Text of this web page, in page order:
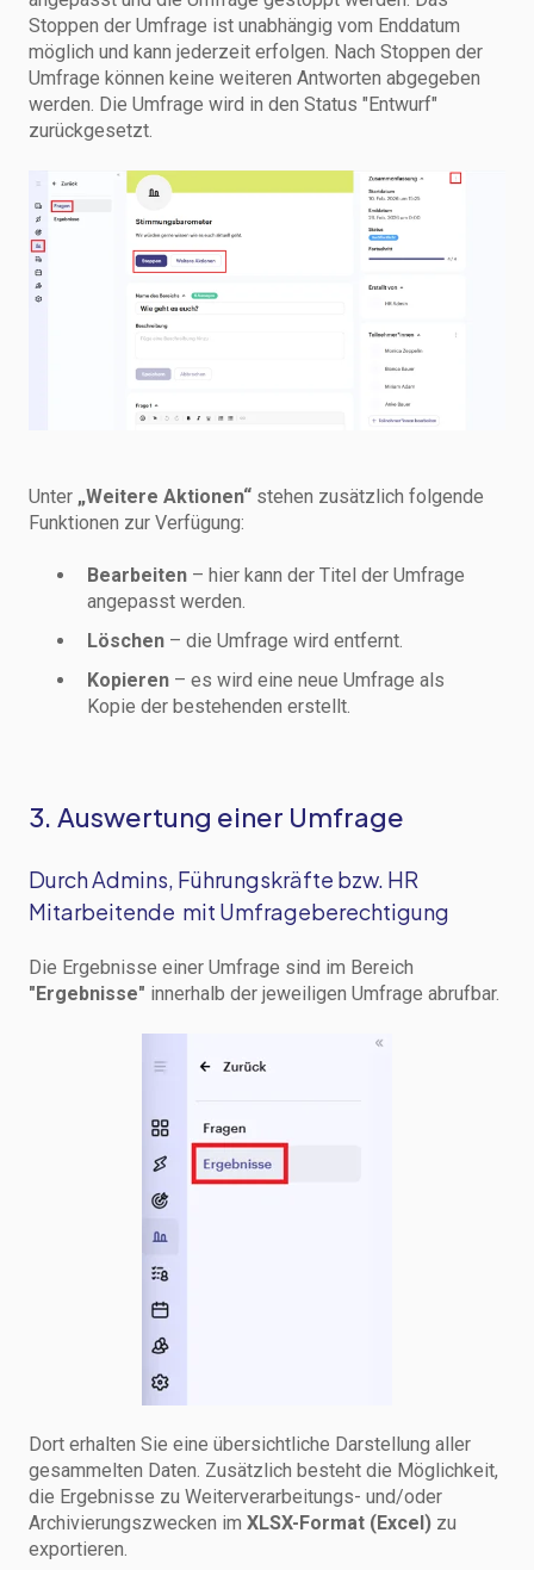
Stoppen der Umfrage ist unabhängig vom Enddatum
möglich und kann jederzeit erfolgen. Nach Stoppen der
Umfrage können keine weiteren Antworten abgegeben
werden. Die Umfrage wird in den Status "Entwurf"
zurückgesetzt.
Unter „Weitere Aktionen“ stehen zusätzlich folgende
Funktionen zur Verfügung:
Bearbeiten – hier kann der Titel der Umfrage
angepasst werden.
Löschen – die Umfrage wird entfernt.
Kopieren – es wird eine neue Umfrage als
Kopie der bestehenden erstellt.
3. Auswertung einer Umfrage
Durch Admins, Führungskräfte bzw. HR
Mitarbeitende mit Umfrageberechtigung
Die Ergebnisse einer Umfrage sind im Bereich
"Ergebnisse" innerhalb der jeweiligen Umfrage abrufbar.
Dort erhalten Sie eine übersichtliche Darstellung aller
gesammelten Daten. Zusätzlich besteht die Möglichkeit,
die Ergebnisse zu Weiterverarbeitungs- und/oder
Archivierungszwecken im XLSX-Format (Excel) zu
exportieren.